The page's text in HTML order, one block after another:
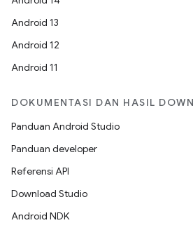
Android 13
Android 12
Android 11
DOKUMENTASI DAN HASIL
Panduan Android Studio
Panduan developer
Referensi API
Download Studio
Android NDK